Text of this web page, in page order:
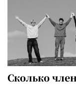
Сколько